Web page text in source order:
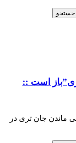
است ::
ماندن جان تری در